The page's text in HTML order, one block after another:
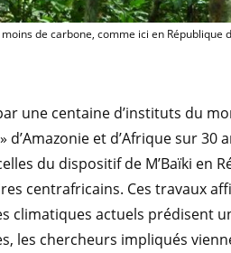
Les forêts intactes africaines
de carbone, comme ici en République
une centaine d’instituts du
d’Amazonie et d’Afrique sur 30
du dispositif de M’Baïki en
centrafricains. Ces travaux
climatiques actuels prédisent
les chercheurs impliqués